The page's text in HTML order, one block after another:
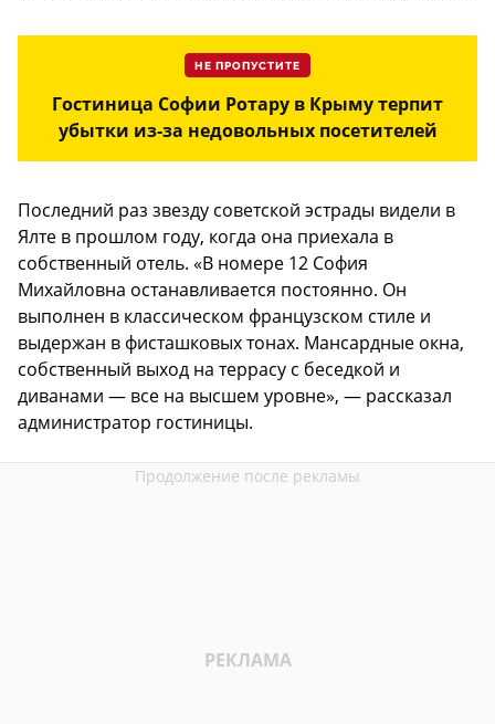
НЕ ПРОПУСТИТЕ
Гостиница Софии Ротару в Крыму терпит
убытки из-за недовольных посетителей
Последний раз звезду советской эстрады видели в
Ялте в прошлом году, когда она приехала в
собственный отель. «В номере 12 София
Михайловна останавливается постоянно. Он
выполнен в классическом французском стиле и
выдержан в фисташковых тонах. Мансардные окна,
собственный выход на террасу с беседкой и
диванами — все на высшем уровне», — рассказал
администратор гостиницы.